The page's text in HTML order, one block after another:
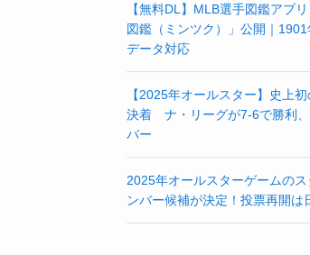
【無料DL】MLB選手図鑑アプ
図鑑（ミンツク）」公開｜
データ対応
【2025年オールスター】史上
決着 ナ・リーグが7-6で勝利
バー
2025年オールスターゲームの
ンバー候補が決定！投票再開は